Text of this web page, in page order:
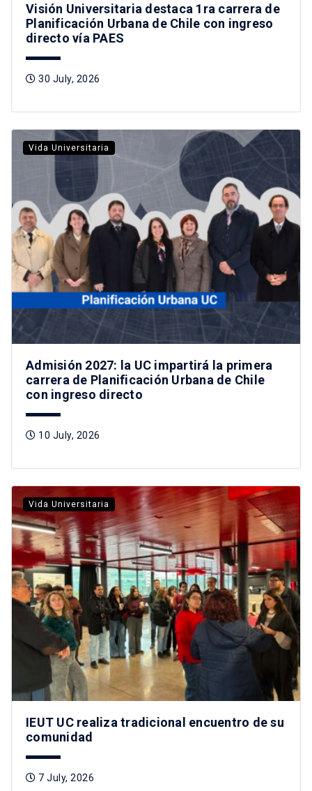
Visión Universitaria destaca 1ra carrera de
Planificación Urbana de Chile con ingreso
directo vía PAES
30 July, 2026
Vida Universitaria
Admisión 2027: la UC impartirá la primera
carrera de Planificación Urbana de Chile
con ingreso directo
10 July, 2026
Vida Universitaria
IEUT UC realiza tradicional encuentro de su
comunidad
7 July, 2026